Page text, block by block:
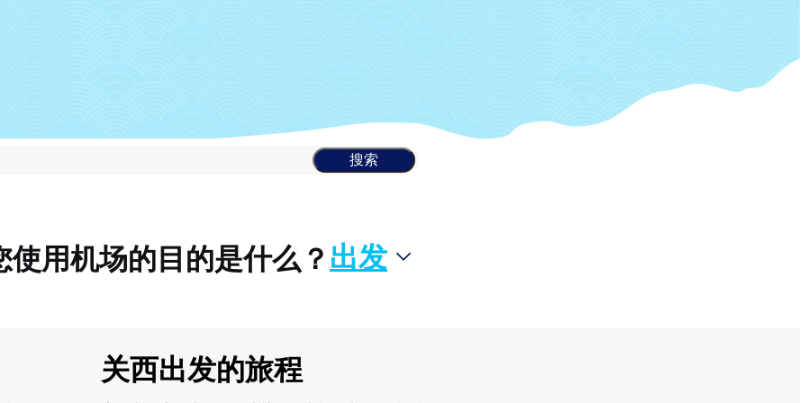
搜索
使用机场的目的是什么？ 出发
关西出发的旅程